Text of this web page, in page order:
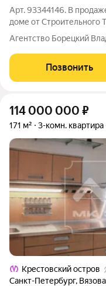
Арт. 93344146. В
доме от Строительного
Кухня 11,5 м - Большие комнаты с возможностью любой
расстановки мебели -
Совмещенный сан.узел и
Агентство Борецкий
Позвонить
114 000 000 ₽
171 м² 3-комн. квартира
Крестовский остров
Санкт-Петербург,